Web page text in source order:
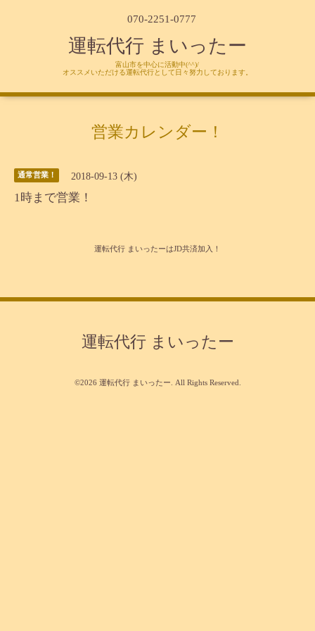
070-2251-0777
運転代行 まいったー
富山市を中心に活動中(^^)/
オススメいただける運転代行として日々努力しております。
営業カレンダー！
通常営業！ 2018-09-13 (木)
1時まで営業！
運転代行 まいったーはJD共済加入！
運転代行 まいったー
©2026 運転代行 まいったー . All Rights Reserved.